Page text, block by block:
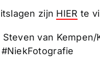
zijn HIER te
Steven van Kempen/
#NiekFotografie